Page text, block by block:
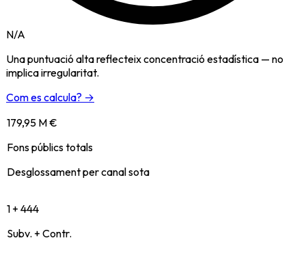
N/A
Una puntuació alta reflecteix concentració estadística — no
implica irregularitat.
Com es calcula? →
179,95 M €
Fons públics totals
Desglossament per canal sota
1 + 444
Subv. + Contr.